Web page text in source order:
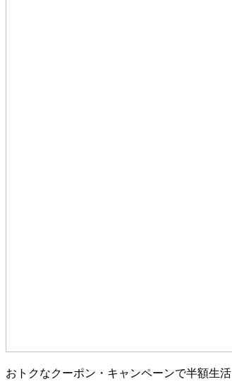
おトクなクーポン・キャンペーンで半額生活